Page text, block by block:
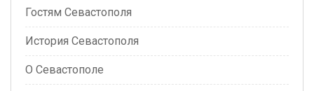
Гостям Севастополя
История Севастополя
О Севастополе